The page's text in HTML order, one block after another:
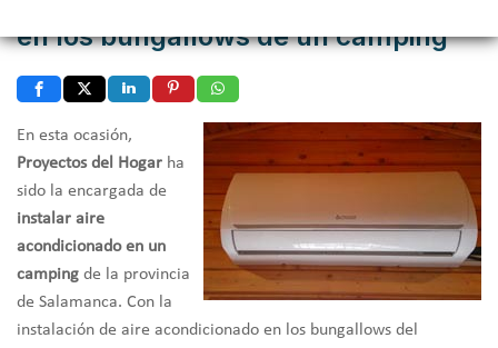
en los bungallows de un camping
En esta ocasión,
Proyectos del Hogar ha
sido la encargada de
instalar aire
acondicionado en un
camping de la provincia
de Salamanca. Con la
instalación de aire acondicionado en los bungallows del